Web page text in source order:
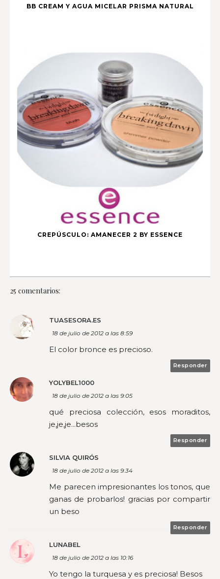
BB CREAM Y AGUA MICELAR PRISMA NATURAL
CREPÚSCULO: AMANECER 2 BY ESSENCE
25 comentarios:
TUASESORA.ES
18 de julio de 2012 a las 8:59
El color bronce es precioso.
Responder
YOLYBEL1000
18 de julio de 2012 a las 9:05
qué preciosa colección, esos moraditos,
je,je,je...besos
Responder
SILVIA QUIRÓS
18 de julio de 2012 a las 9:34
Me parecen impresionantes los tonos, que
ganas de probarlos! gracias por compartir
un beso
Responder
LUNABEL
18 de julio de 2012 a las 10:16
Yo tengo la turquesa y es preciosa! Besos